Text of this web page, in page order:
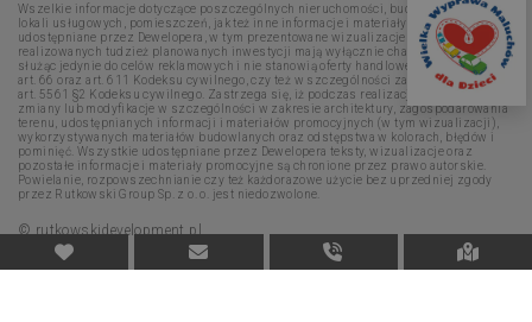
Wszelkie informacje dotyczące poszczególnych nieruchomości, budynków, mieszkań,
lokali usługowych, pomieszczeń, jak też inne informacje i materiały promocyjne
udostępniane przez Dewelopera, w tym prezentowane wizualizacje i opisy
realizowanych tudzież planowanych inwestycji mają wyłącznie charakter poglądowy,
służąc jedynie do celów reklamowych i nie stanowią oferty handlowej w rozumieniu
art. 66 oraz art. 611 Kodeksu cywilnego, czy też w szczególności zapewnienia w myśl
art. 5561 §2 Kodeksu cywilnego. Zastrzega się, iż podczas realizacji mogą nastąpić
zmiany lub modyfikacje w szczególności w zakresie architektury, zagospodarowania
terenu, udostępnianych informacji i materiałów promocyjnych (w tym wizualizacji),
wykorzystywanych materiałów budowlanych oraz odstępstwa w kolorach, błędów i
pominięć. Wszystkie udostępniane przez Dewelopera teksty, wizualizacje oraz
pozostałe informacje i materiały promocyjne są chronione przez prawo autorskie.
Powielanie, rozpowszechnianie czy też każdorazowe użycie bez uprzedniej zgody
przez Rutkowski Group Sp. z o. o. jest niedozwolone.
© rutkowskidevelopment.pl